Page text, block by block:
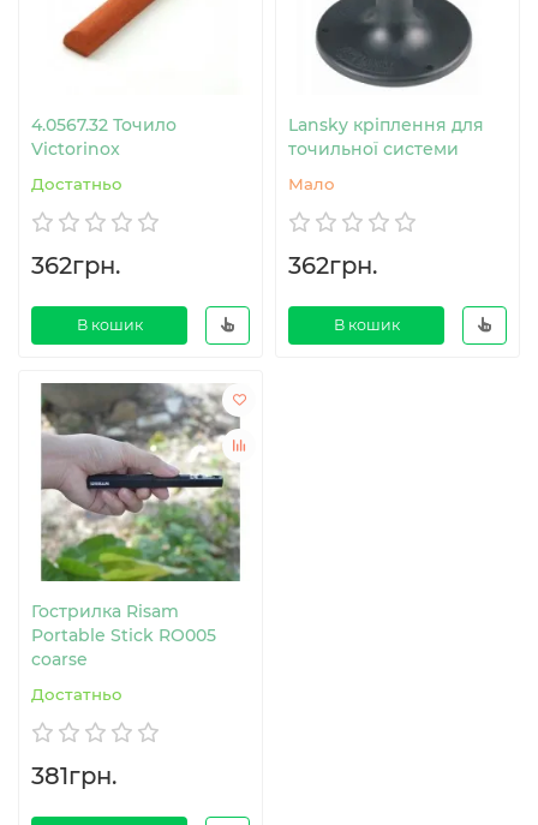
4.0567.32 Точило
Victorinox
Достатньо
362грн.
В кошик
Lansky кріплення для
точильної системи
Мало
362грн.
В кошик
Гострилка Risam
Portable Stick RO005
coarse
Достатньо
381грн.